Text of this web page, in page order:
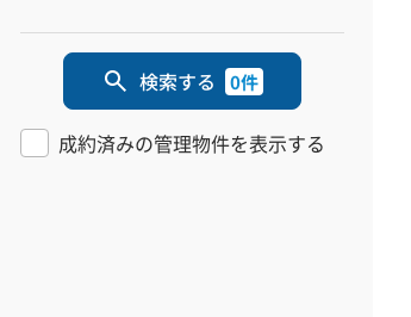
検索する 0件
成約済みの管理物件を表示する